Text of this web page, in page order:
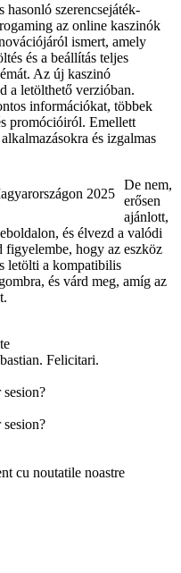
hasonló szerencsejáték-
az online kaszinók
ismert, amely
és a beállítás teljes
Az új kaszinó
a letölthető verzióban.
információkat, többek
promócióiról. Emellett
és izgalmas
De nem,
erősen
ajánlott,
és élvezd a valódi
figyelembe, hogy az eszköz
letölti a kompatibilis
és várd meg, amíg az
Felicitari.
cu noutatile noastre